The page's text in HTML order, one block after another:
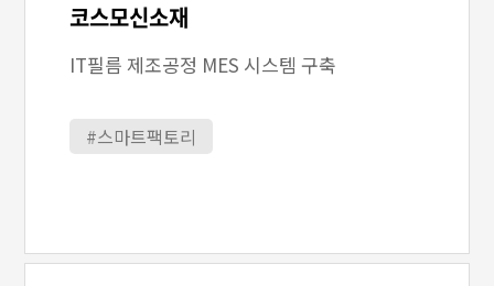
코스모신소재
IT필름 제조공정 MES 시스템 구축
#스마트팩토리